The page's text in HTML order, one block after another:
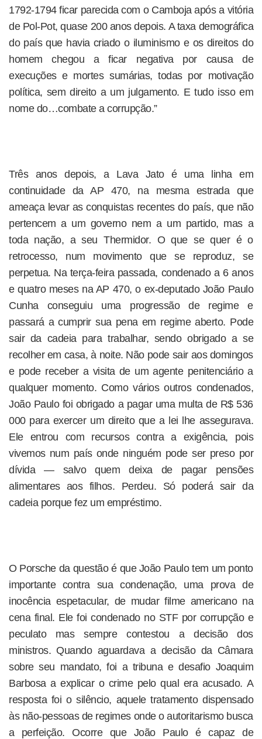
1792-1794 ficar parecida com o Camboja após a vitória
de Pol-Pot, quase 200 anos depois. A taxa demográfica
do país que havia criado o iluminismo e os direitos do
homem chegou a ficar negativa por causa de
execuções e mortes sumárias, todas por motivação
política, sem direito a um julgamento. E tudo isso em
nome do…combate a corrupção.”
Três anos depois, a Lava Jato é uma linha em
continuidade da AP 470, na mesma estrada que
ameaça levar as conquistas recentes do país, que não
pertencem a um governo nem a um partido, mas a
toda nação, a seu Thermidor. O que se quer é o
retrocesso, num movimento que se reproduz, se
perpetua. Na terça-feira passada, condenado a 6 anos
e quatro meses na AP 470, o ex-deputado João Paulo
Cunha conseguiu uma progressão de regime e
passará a cumprir sua pena em regime aberto. Pode
sair da cadeia para trabalhar, sendo obrigado a se
recolher em casa, à noite. Não pode sair aos domingos
e pode receber a visita de um agente penitenciário a
qualquer momento. Como vários outros condenados,
João Paulo foi obrigado a pagar uma multa de R$ 536
000 para exercer um direito que a lei lhe assegurava.
Ele entrou com recursos contra a exigência, pois
vivemos num país onde ninguém pode ser preso por
dívida — salvo quem deixa de pagar pensões
alimentares aos filhos. Perdeu. Só poderá sair da
cadeia porque fez um empréstimo.
O Porsche da questão é que João Paulo tem um ponto
importante contra sua condenação, uma prova de
inocência espetacular, de mudar filme americano na
cena final. Ele foi condenado no STF por corrupção e
peculato mas sempre contestou a decisão dos
ministros. Quando aguardava a decisão da Câmara
sobre seu mandato, foi a tribuna e desafio Joaquim
Barbosa a explicar o crime pelo qual era acusado. A
resposta foi o silêncio, aquele tratamento dispensado
às não-pessoas de regimes onde o autoritarismo busca
a perfeição. Ocorre que João Paulo é capaz de